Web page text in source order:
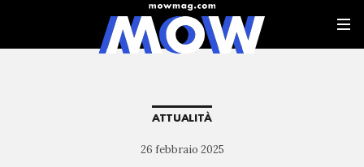
ATTUALITÀ
26 febbraio 2025